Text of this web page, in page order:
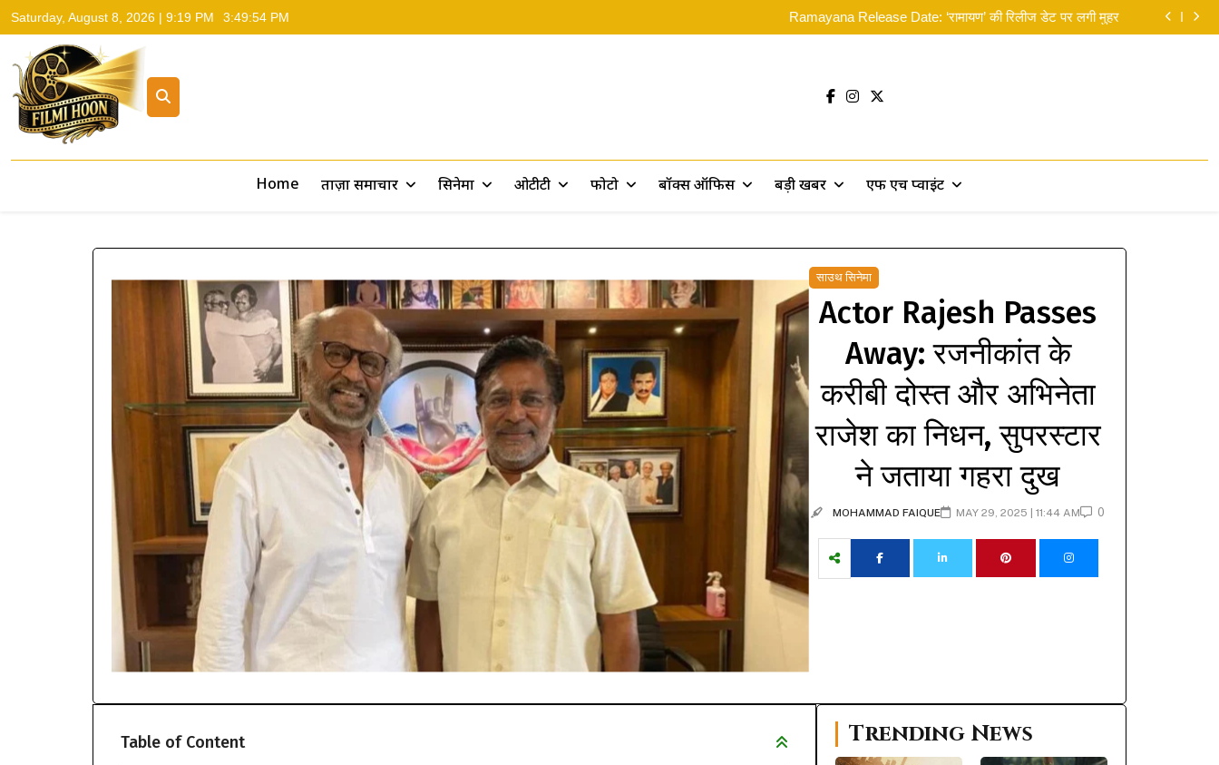
Saturday, August 8, 2026 | 9:19 PM 3:49:55 PM
Ramayana Release Date: ‘रामायण’ की रिलीज डेट पर लगी मुहर
Assam Flood: असम बाढ़ पीड़ितों के लिए मसीहा बने रणदीप हुड्डा, पानी में उतरकर बांटी राहत सामग्री
Assam Flood: असम बाढ़ पीड़ितों के लिए मसीहा बने रणदीप हुड्डा, पानी में उतरकर बांटी राहत सामग्री
Filmi Hoon Home ताज़ा समाचार सिनेमा ओटीटी फोटो बॉक्स ऑफिस बड़ी खबर एफ एच प्वाइंट
साउथ सिनेमा
Actor Rajesh Passes
Away: रजनीकांत के
करीबी दोस्त और अभिनेता
राजेश का निधन, सुपरस्टार
ने जताया गहरा दुख
MOHAMMAD FAIQUE MAY 29, 2025 | 11:44 AM 0
Table of Content Trending News